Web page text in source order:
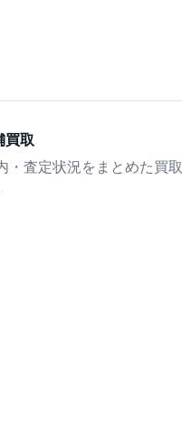
買取
・査定状況をまとめた買取